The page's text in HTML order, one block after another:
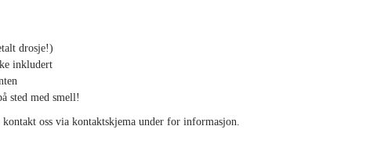
drosje!)
inkludert
sted med smell!
oss via kontaktskjema under for informasjon.